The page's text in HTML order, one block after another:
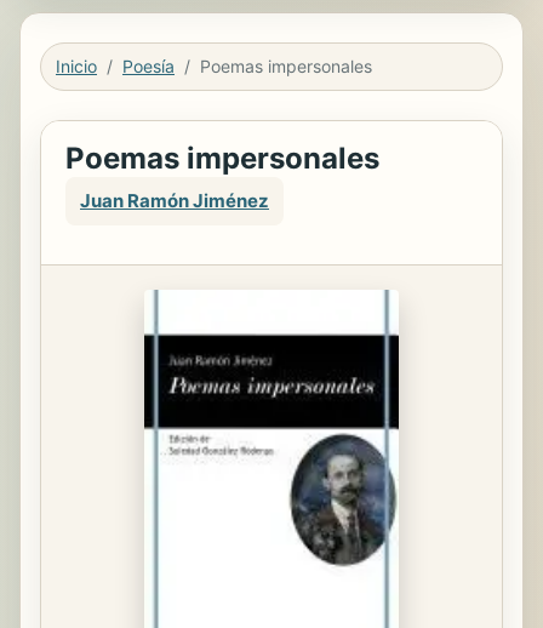
Inicio Poesía Poemas impersonales
Poemas impersonales
Juan Ramón Jiménez